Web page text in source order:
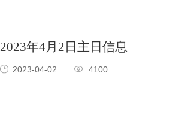
2023年4月2日主日信息
2023-04-02 4100